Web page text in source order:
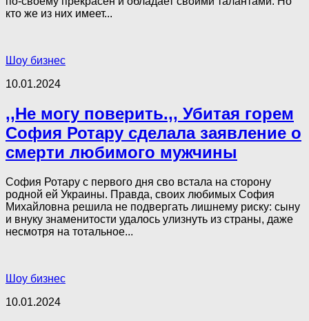
кто же из них имеет...
Шоу бизнес
10.01.2024
,,Не могу поверить.,, Убитая горем
София Ротару сделала заявление о
смерти любимого мужчины
София Ротару с первого дня сво встала на сторону
родной ей Украины. Правда, своих любимых София
Михайловна решила не подвергать лишнему риску: сыну
и внуку знаменитости удалось улизнуть из страны, даже
несмотря на тотальное...
Шоу бизнес
10.01.2024